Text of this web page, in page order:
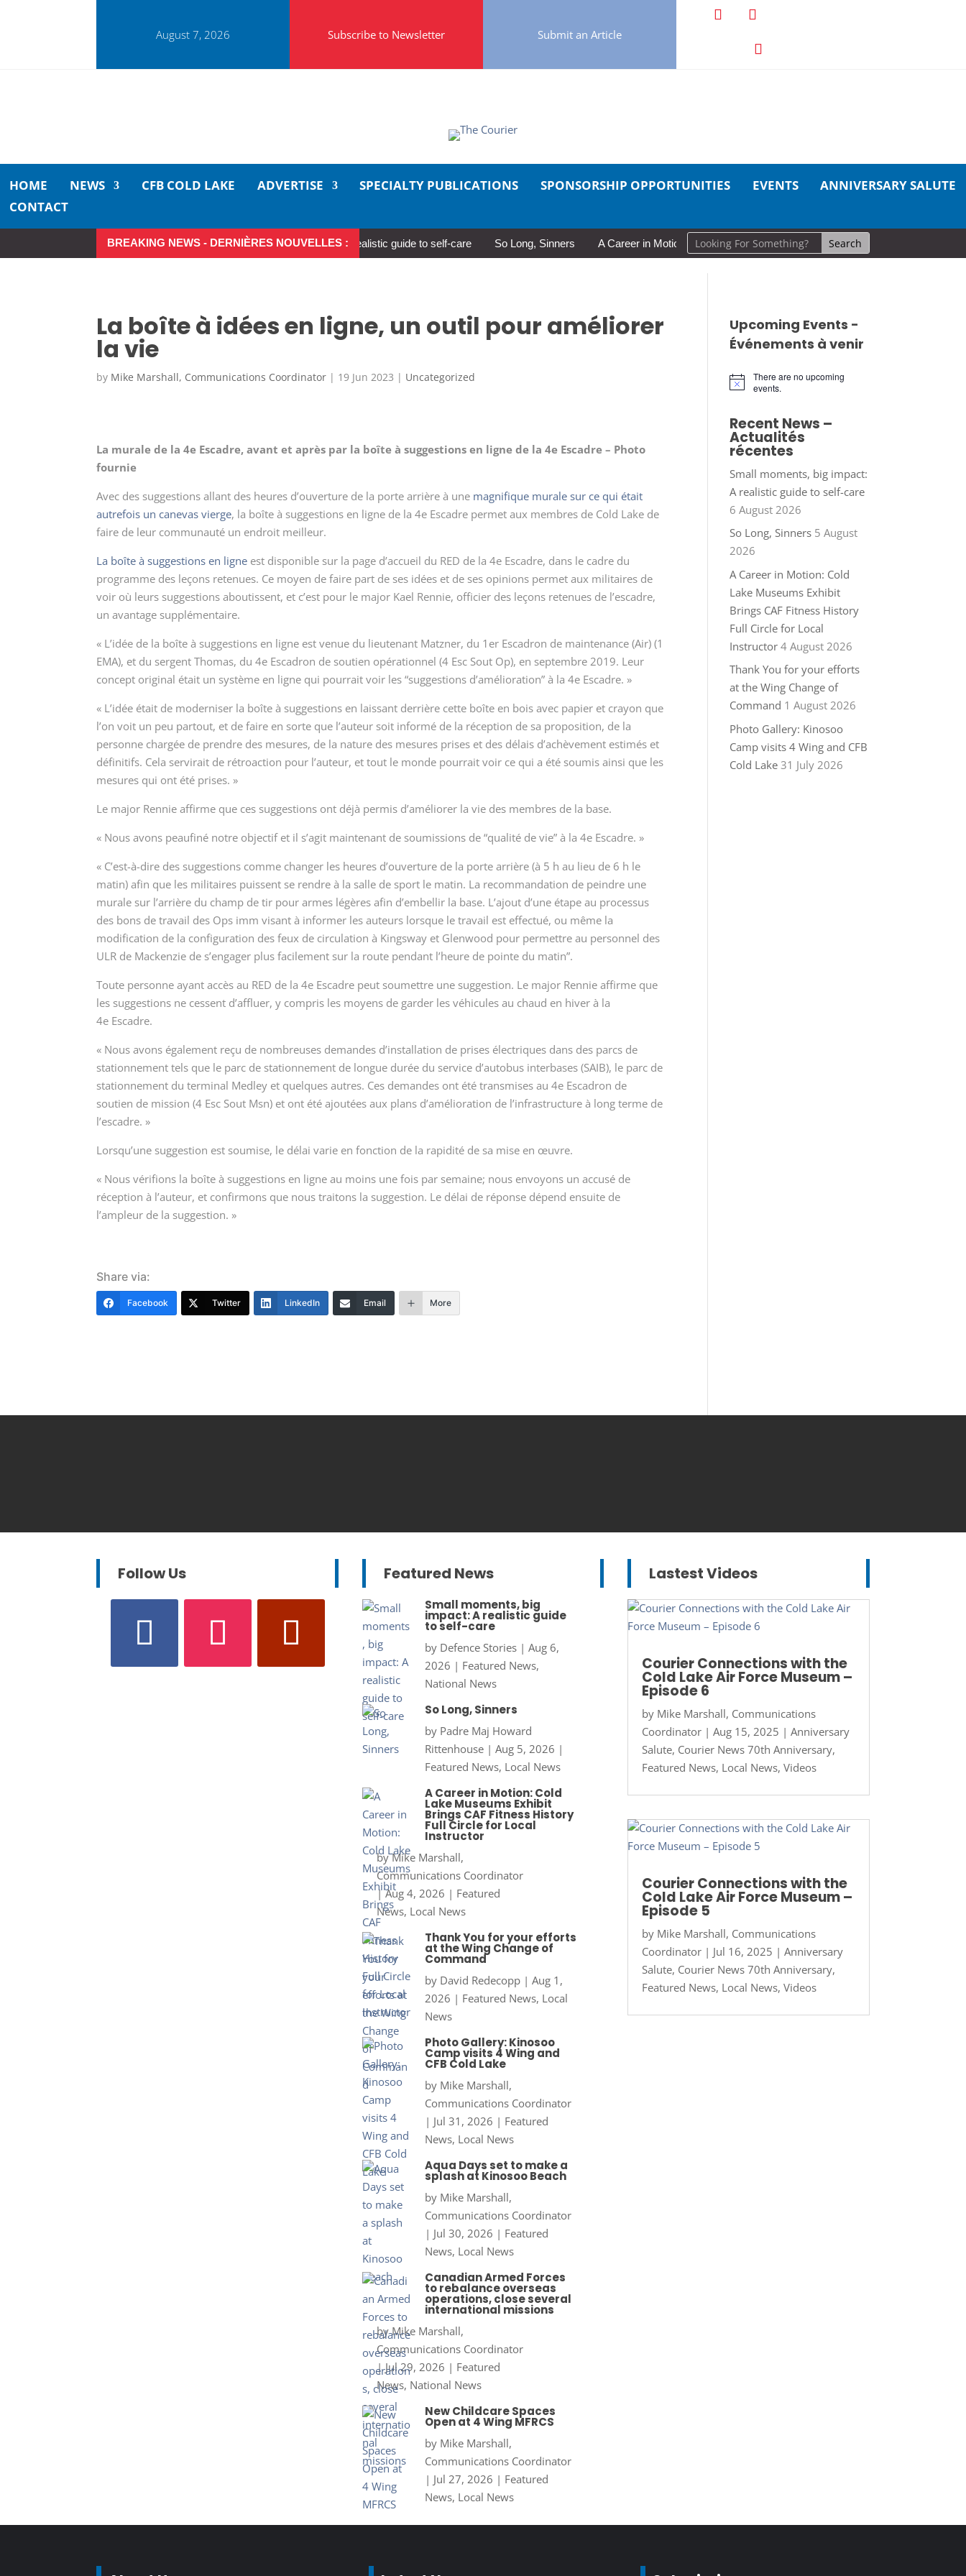
August 7, 2026 Subscribe to Newsletter Submit an Article
HOME NEWS CFB COLD LAKE ADVERTISE SPECIALTY PUBLICATIONS SPONSORSHIP OPPORTUNITIES EVENTS
ANNIVERSARY SALUTE
CONTACT
BREAKING NEWS - DERNIÈRES NOUVELLES :
Small moments, big impact: A realistic guide to self-care So Long, Sinners A Career in Motion: Cold Lake Museums Exhibit Brings CAF Fitness History Full
La boîte à idées en ligne, un outil pour améliorer
la vie
by Mike Marshall, Communications Coordinator | 19 Jun 2023 | Uncategorized
La murale de la 4e Escadre, avant et après par la boîte à suggestions en ligne de la 4e Escadre – Photo
fournie
Avec des suggestions allant des heures d’ouverture de la porte arrière à une magnifique murale sur ce qui était
autrefois un canevas vierge, la boîte à suggestions en ligne de la 4e Escadre permet aux membres de Cold Lake de
faire de leur communauté un endroit meilleur.
La boîte à suggestions en ligne est disponible sur la page d’accueil du RED de la 4e Escadre, dans le cadre du
programme des leçons retenues. Ce moyen de faire part de ses idées et de ses opinions permet aux militaires de
voir où leurs suggestions aboutissent, et c’est pour le major Kael Rennie, officier des leçons retenues de l’escadre,
un avantage supplémentaire.
« L’idée de la boîte à suggestions en ligne est venue du lieutenant Matzner, du 1 er Escadron de maintenance (Air) (1
EMA), et du sergent Thomas, du 4e Escadron de soutien opérationnel (4 Esc Sout Op), en septembre 2019. Leur
concept original était un système en ligne qui pourrait voir les “suggestions d’amélioration” à la 4e Escadre. »
« L’idée était de moderniser la boîte à suggestions en laissant derrière cette boîte en bois avec papier et crayon que
l’on voit un peu partout, et de faire en sorte que l’auteur soit informé de la réception de sa proposition, de la
personne chargée de prendre des mesures, de la nature des mesures prises et des délais d’achèvement estimés et
définitifs. Cela servirait de rétroaction pour l’auteur, et tout le monde pourrait voir ce qui a été soumis ainsi que les
mesures qui ont été prises. »
Le major Rennie affirme que ces suggestions ont déjà permis d’améliorer la vie des membres de la base.
« Nous avons peaufiné notre objectif et il s’agit maintenant de soumissions de “qualité de vie” à la 4e Escadre. »
« C’est-à-dire des suggestions comme changer les heures d’ouverture de la porte arrière (à 5 h au lieu de 6 h le
matin) afin que les militaires puissent se rendre à la salle de sport le matin. La recommandation de peindre une
murale sur l’arrière du champ de tir pour armes légères afin d’embellir la base. L’ajout d’une étape au processus
des bons de travail des Ops imm visant à informer les auteurs lorsque le travail est effectué, ou même la
modification de la configuration des feux de circulation à Kingsway et Glenwood pour permettre au personnel des
ULR de Mackenzie de s’engager plus facilement sur la route pendant l’heure de pointe du matin”.
Toute personne ayant accès au RED de la 4e Escadre peut soumettre une suggestion. Le major Rennie affirme que
les suggestions ne cessent d’affluer, y compris les moyens de garder les véhicules au chaud en hiver à la
4e Escadre.
« Nous avons également reçu de nombreuses demandes d’installation de prises électriques dans des parcs de
stationnement tels que le parc de stationnement de longue durée du service d’autobus interbases (SAIB), le parc de
stationnement du terminal Medley et quelques autres. Ces demandes ont été transmises au 4e Escadron de
soutien de mission (4 Esc Sout Msn) et ont été ajoutées aux plans d’amélioration de l’infrastructure à long terme de
l’escadre. »
Lorsqu’une suggestion est soumise, le délai varie en fonction de la rapidité de sa mise en œuvre.
« Nous vérifions la boîte à suggestions en ligne au moins une fois par semaine; nous envoyons un accusé de
réception à l’auteur, et confirmons que nous traitons la suggestion. Le délai de réponse dépend ensuite de
l’ampleur de la suggestion. »
Share via:
Facebook Twitter LinkedIn Email More
Upcoming Events -
Événements à venir
Notice
There are no upcoming
events.
Recent News –
Actualités
récentes
Small moments, big impact:
A realistic guide to self-care
6 August 2026
So Long, Sinners 5 August
2026
A Career in Motion: Cold
Lake Museums Exhibit
Brings CAF Fitness History
Full Circle for Local
Instructor 4 August 2026
Thank You for your efforts
at the Wing Change of
Command 1 August 2026
Photo Gallery: Kinosoo
Camp visits 4 Wing and CFB
Cold Lake 31 July 2026
Follow Us Featured News
Small moments, big
impact: A realistic guide
to self-care
by Defence Stories| Aug 6,
2026 | Featured News,
National News
So Long, Sinners
by Padre Maj Howard
Rittenhouse| Aug 5, 2026 |
Featured News, Local News
A Career in Motion: Cold
Lake Museums Exhibit
Brings CAF Fitness History
Full Circle for Local
Instructor
byMike Marshall,
Communications Coordinator
|Aug 4, 2026 | Featured
News, Local News
Thank You for your efforts
at the Wing Change of
Command
by David Redecopp| Aug 1,
2026 | Featured News, Local
News
Photo Gallery: Kinosoo
Camp visits 4 Wing and
CFB Cold Lake
by Mike Marshall,
Communications Coordinator
| Jul 31, 2026 | Featured
News, Local News
Aqua Days set to make a
splash at Kinosoo Beach
by Mike Marshall,
Communications Coordinator
| Jul 30, 2026 | Featured
News, Local News
Canadian Armed Forces
to rebalance overseas
operations, close several
international missions
byMike Marshall,
Communications Coordinator
|Jul 29, 2026 | Featured
News, National News
New Childcare Spaces
Open at 4 Wing MFRCS
by Mike Marshall,
Communications Coordinator
| Jul 27, 2026 | Featured
News, Local News
Lastest Videos
Courier Connections with the
Cold Lake Air Force Museum –
Episode 6
by Mike Marshall, Communications
Coordinator| Aug 15, 2025 | Anniversary
Salute, Courier News 70th Anniversary,
Featured News, Local News, Videos
Courier Connections with the
Cold Lake Air Force Museum –
Episode 5
by Mike Marshall, Communications
Coordinator| Jul 16, 2025 | Anniversary
Salute, Courier News 70th Anniversary,
Featured News, Local News, Videos